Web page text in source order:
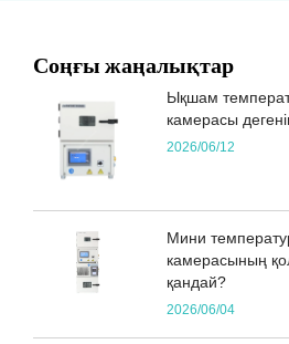
Соңғы жаңалықтар
Ықшам
камерасы
2026/06/12
Мини
камерасының
қандай?
2026/06/04